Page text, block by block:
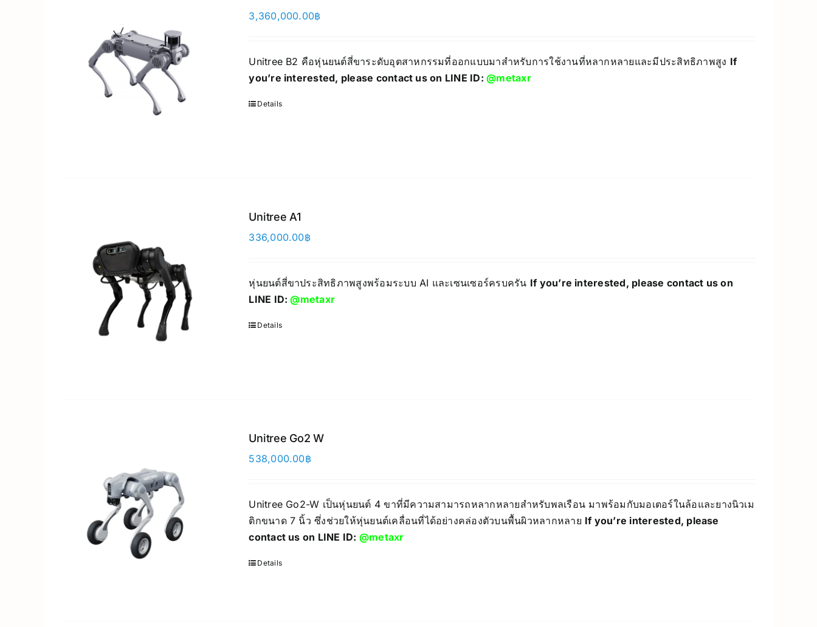
3,360,000.00฿
Unitree B2 คือหุ่นยนต์สี่ขาระดับอุตสาหกรรมที่ออกแบบมาสำหรับการใช้งานที่หลากหลายและมีประสิทธิภาพสูง If
you’re interested, please contact us on LINE ID:@metaxr
Details
Unitree A1
336,000.00฿
หุ่นยนต์สี่ขาประสิทธิภาพสูงพร้อมระบบ AI และเซนเซอร์ครบครัน If you’re interested, please contact us on
LINE ID:@metaxr
Details
Unitree Go2 W
538,000.00฿
Unitree Go2-W เป็นหุ่นยนต์ 4 ขาที่มีความสามารถหลากหลายสำหรับพลเรือน มาพร้อมกับมอเตอร์ในล้อและยางนิวเม
ติกขนาด 7 นิ้ว ซึ่งช่วยให้หุ่นยนต์เคลื่อนที่ได้อย่างคล่องตัวบนพื้นผิวหลากหลาย If you’re interested, please
contact us on LINE ID: @metaxr
Details